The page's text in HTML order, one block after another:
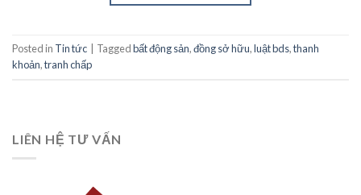
LIÊN HỆ TƯ VẤN
Posted in Tin tức Taggedbất động sản,đồng sở hữu,luật bds,thanh
khoản,tranh chấp